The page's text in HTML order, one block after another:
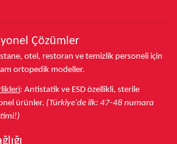
Çözümler
otel, restoran ve temizlik personeli için
ortopedik modeller.
: Antistatik ve ESD özellikli, sterile
ürünler. (Türkiye'de ilk: 47-48 numara